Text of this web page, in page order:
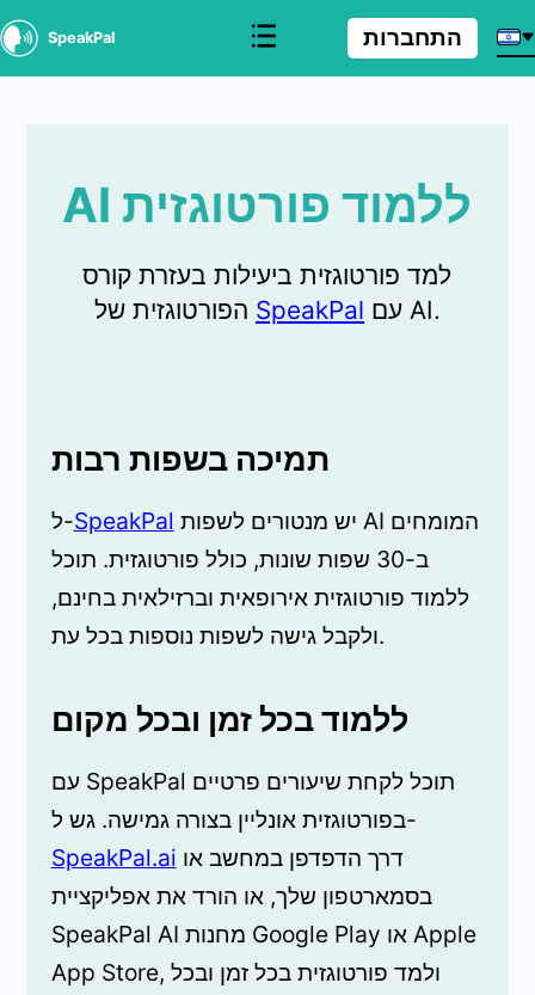
SpeakPal התחברות
AI ללמוד פורטוגזית
למד פורטוגזית ביעילות בעזרת קורס
SpeakPal עם AI.
תמיכה בשפות רבות
ל-SpeakPal
ב-30 שפות שונות, כולל פורטוגזית. תוכל
ללמוד פורטוגזית אירופאית וברזילאית בחינם,
ולקבל גישה לשפות נוספות בכל עת.
ללמוד בכל זמן ובכל מקום
עם SpeakPal תוכל לקחת שיעורים פרטיים
בפורטוגזית אונליין בצורה גמישה. גש ל-
SpeakPal.ai
בסמארטפון שלך, או הורד את אפליקציית
SpeakPal AI מחנות Google Play או Apple
App Store, ולמד פורטוגזית בכל זמן ובכל